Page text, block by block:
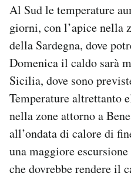
Al Sud le temperature
giorni, con l’apice nella
della Sardegna, dove
Domenica il caldo sarà
Sicilia, dove sono
Temperature altrettanto
nella zone attorno a
all’ondata di calore di
una maggiore
che dovrebbe rendere il